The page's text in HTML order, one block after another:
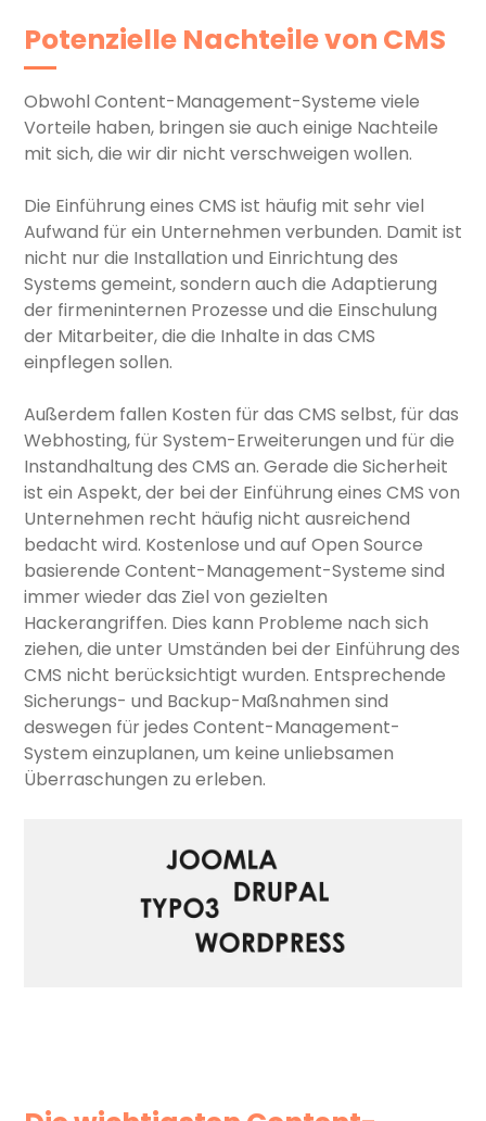
Potenzielle Nachteile von CMS
Obwohl Content-Management-Systeme viele
Vorteile haben, bringen sie auch einige Nachteile
mit sich, die wir dir nicht verschweigen wollen.
Die Einführung eines CMS ist häufig mit sehr viel
Aufwand für ein Unternehmen verbunden. Damit ist
nicht nur die Installation und Einrichtung des
Systems gemeint, sondern auch die Adaptierung
der firmeninternen Prozesse und die Einschulung
der Mitarbeiter, die die Inhalte in das CMS
einpflegen sollen.
Außerdem fallen Kosten für das CMS selbst, für das
Webhosting, für System-Erweiterungen und für die
Instandhaltung des CMS an. Gerade die Sicherheit
ist ein Aspekt, der bei der Einführung eines CMS von
Unternehmen recht häufig nicht ausreichend
bedacht wird. Kostenlose und auf Open Source
basierende Content-Management-Systeme sind
immer wieder das Ziel von gezielten
Hackerangriffen. Dies kann Probleme nach sich
ziehen, die unter Umständen bei der Einführung des
CMS nicht berücksichtigt wurden. Entsprechende
Sicherungs- und Backup-Maßnahmen sind
deswegen für jedes Content-Management-
System einzuplanen, um keine unliebsamen
Überraschungen zu erleben.